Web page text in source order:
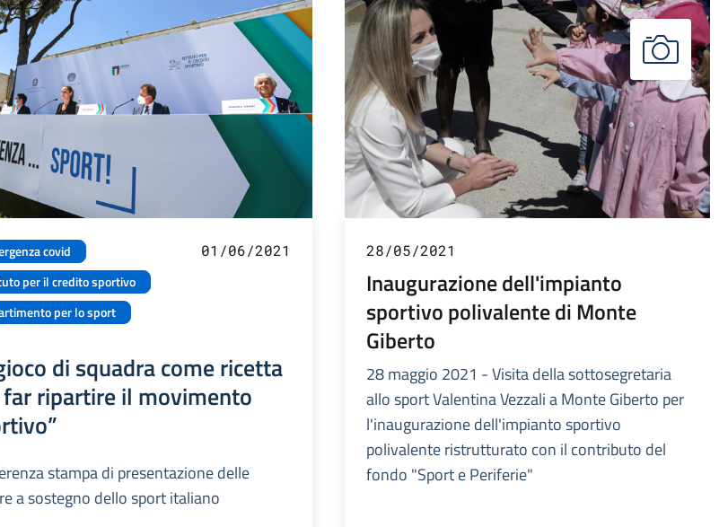
covid
per il credito sportivo
per lo sport
01/06/2021
di squadra come ricetta
ripartire il movimento
stampa di presentazione delle
a sostegno dello sport italiano
28/05/2021
Inaugurazione dell'impianto
sportivo polivalente di Monte
Giberto
28 maggio 2021 - Visita della sottosegretaria
allo sport Valentina Vezzali a Monte Giberto per
l'inaugurazione dell'impianto sportivo
polivalente ristrutturato con il contributo del
fondo "Sport e Periferie"